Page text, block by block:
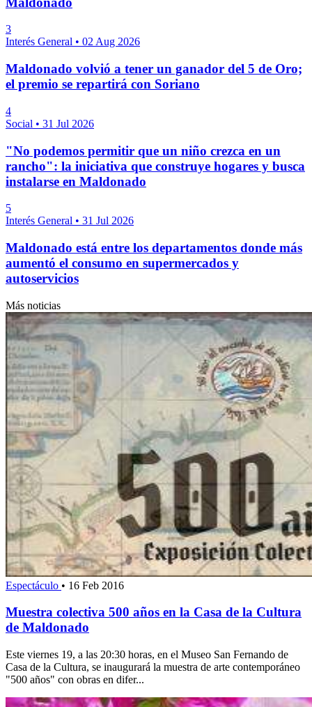
3
Interés General • 02 Aug 2026
Maldonado volvió a tener un ganador del 5 de Oro;
el premio se repartirá con Soriano
4
Social • 31 Jul 2026
"No podemos permitir que un niño crezca en un
rancho": la iniciativa que construye hogares y busca
instalarse en Maldonado
5
Interés General • 31 Jul 2026
Maldonado está entre los departamentos donde más
aumentó el consumo en supermercados y
autoservicios
Más noticias
Espectáculo • 16 Feb 2016
Muestra colectiva 500 años en la Casa de la Cultura
de Maldonado
Este viernes 19, a las 20:30 horas, en el Museo San Fernando de
Casa de la Cultura, se inaugurará la muestra de arte contemporáneo
"500 años" con obras en difer...